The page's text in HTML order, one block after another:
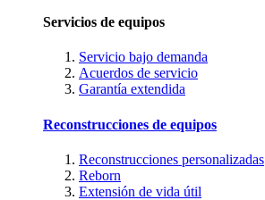
Servicios de equipos
Servicio bajo demanda
Acuerdos de servicio
Garantía extendida
Reconstrucciones de equipos
Reconstrucciones personalizadas
Reborn
Extensión de vida útil